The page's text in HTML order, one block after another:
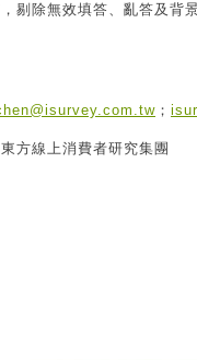
剔除無效填答、亂答及背
；
方線上消費者研究集團